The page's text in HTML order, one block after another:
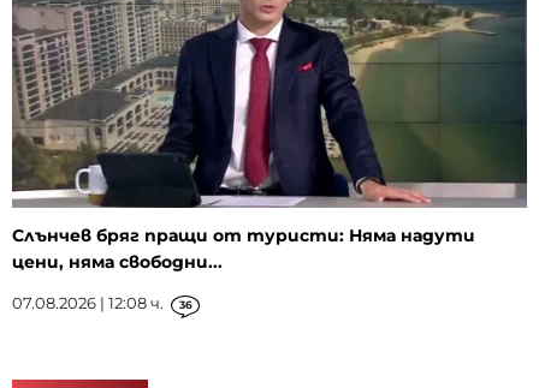
Слънчев бряг пращи от туристи: Няма надути
цени, няма свободни...
07.08.2026 | 12:08 ч. 36